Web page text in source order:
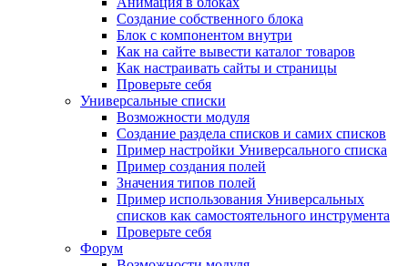
Создание собственного блока
Блок с компонентом внутри
Как на сайте вывести каталог товаров
Как настраивать сайты и страницы
Проверьте себя
Универсальные списки
Возможности модуля
Создание раздела списков и самих списков
Пример настройки Универсального списка
Пример создания полей
Значения типов полей
Пример использования Универсальных
списков как самостоятельного инструмента
Проверьте себя
Форум